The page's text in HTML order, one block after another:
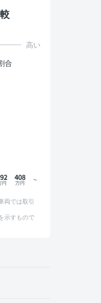
合
408
両では取引
示すもので